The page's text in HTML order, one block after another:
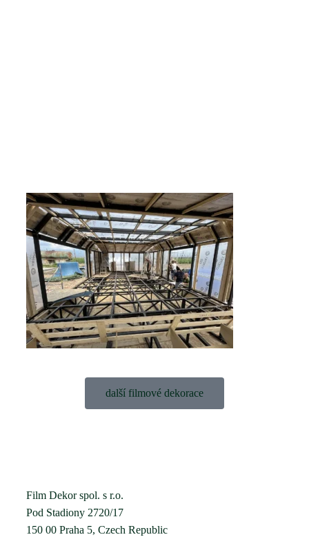
další filmové dekorace
Film Dekor spol. s r.o.
Pod Stadiony 2720/17
150 00 Praha 5, Czech Republic